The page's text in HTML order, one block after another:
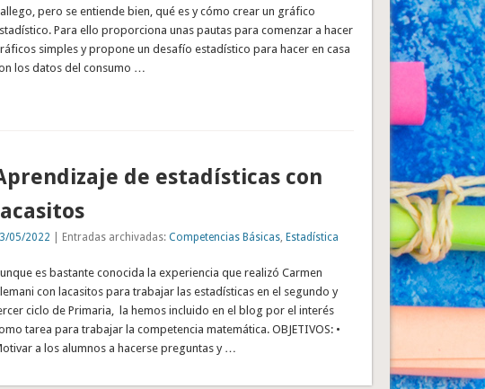
pero se entiende bien, qué es y cómo crear un gráfico
Para ello proporciona unas pautas para comenzar a hacer
simples y propone un desafío estadístico para hacer en casa
los datos del consumo …
de estadísticas con
05/2022 | Entradas archivadas: Competencias Básicas, Estadística
es bastante conocida la experiencia que realizó Carmen
con lacasitos para trabajar las estadísticas en el segundo y
ciclo de Primaria, la hemos incluido en el blog por el interés
tarea para trabajar la competencia matemática. OBJETIVOS: •
a los alumnos a hacerse preguntas y …